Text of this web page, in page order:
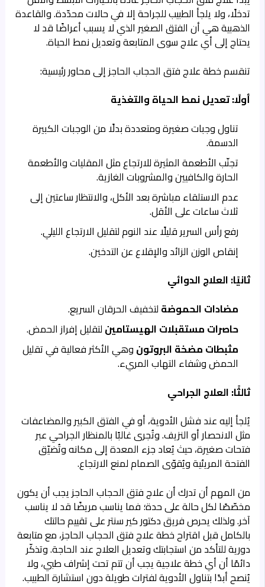
تدخلًا، ولا يلجأ الطبيب للجراحة إلا في حالات محدّدة. والقاعدة
الذهبية هي أن الفتق الصغير الذي لا يسبب أعراضًا قد لا
يحتاج إلى أي علاج سوى المتابعة وتعديل نمط الحياة.
تنقسم خطة علاج فتق الحجاب الحاجز إلى محاور رئيسية:
أولًا: تعديل نمط الحياة والتغذية
تناول وجبات صغيرة ومتعددة بدلًا من الوجبات الكبيرة
الدسمة.
تجنّب الأطعمة المثيرة للارتجاع مثل المقليات والأطعمة
الحارة والكافيين والمشروبات الغازية.
عدم الاستلقاء مباشرة بعد الأكل، والانتظار ساعتين إلى
ثلاث ساعات على الأقل.
رفع رأس السرير قليلًا عند النوم لتقليل الارتجاع الليلي.
إنقاص الوزن الزائد والإقلاع عن التدخين.
ثانيًا: العلاج الدوائي
مضادات الحموضة لتخفيف الحرقان السريع.
حاصرات مستقبلات الهيستامين لتقليل إفراز الحمض.
مثبطات مضخة البروتون وهي الأكثر فعالية في تقليل
الحمض وشفاء التهاب المريء.
ثالثًا: العلاج الجراحي
يُلجأ إليه عند فشل الأدوية، أو في الفتق الكبير والمضاعفات
مثل الانحصار أو النزيف. وتُجرى غالبًا بالمنظار الجراحي عبر
فتحات صغيرة، حيث يُعاد جزء المعدة إلى مكانه وتُضيّق
الفتحة المريئية ويُقوّى الصمام لمنع الارتجاع.
من المهم أن تدرك أن علاج فتق الحجاب الحاجز يجب أن يكون
مخصّصًا لكل حالة على حدة؛ فما يناسب مريضًا قد لا يناسب
آخر. ولذلك يحرص فريق دكتور كير سنتر على تقييم حالتك
بالكامل قبل اقتراح خطة علاج فتق الحجاب الحاجز، مع متابعة
دورية للتأكد من استجابتك وتعديل العلاج عند الحاجة. وتذكّر
دائمًا أن أي خطة علاجية يجب أن تتم تحت إشراف طبي، ولا
يُنصح أبدًا بتناول الأدوية لفترات طويلة دون استشارة الطبيب.